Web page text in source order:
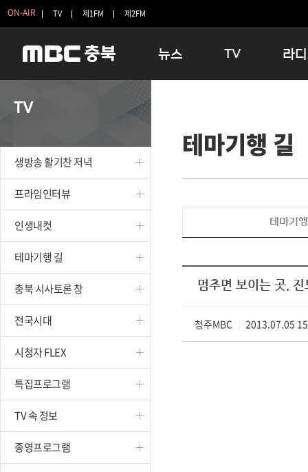
ON-AIR TV 제1FM 제2FM
뉴스
보은
옥천
TV
인생내컷
테마기행 길
시청자 FLEX
종영프로그램
라
16:00
우리 고
TV
생방송 활기찬 저녁
프라임인터뷰
인생내컷
테마기행 길
충북 시사토론 창
전국시대
시청자 FLEX
특집프로그램
TV 속 정보
종영프로그램
테마기행 길
테마기
멈추면 보이는 곳, 진
청주MBC 2013.07.05